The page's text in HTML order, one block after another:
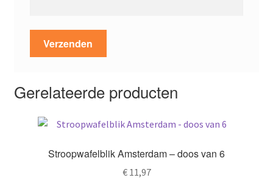
Gerelateerde producten
Stroopwafelblik Amsterdam – doos van 6
€11,97